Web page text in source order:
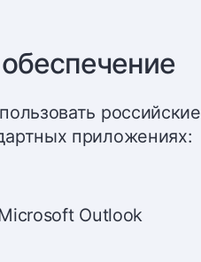
российские
приложениях:
Outlook